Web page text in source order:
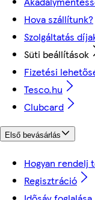
Hova szállítunk?
Szolgáltatás
Süti beállítások
Fizetési
Tesco.hu
Clubcard
Első bevásárlás
Hogyan rendelj
Regisztráció